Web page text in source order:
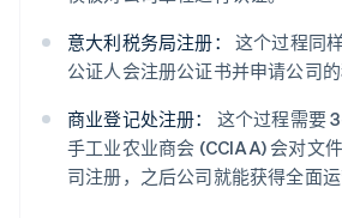
意大利税务局注册：
这个过程同
公证人会注册公证书并申请公司的
商业登记处注册：
这个过程需要
手工业农业商会 (CCIAA) 会对文
司注册，之后公司就能获得全面运